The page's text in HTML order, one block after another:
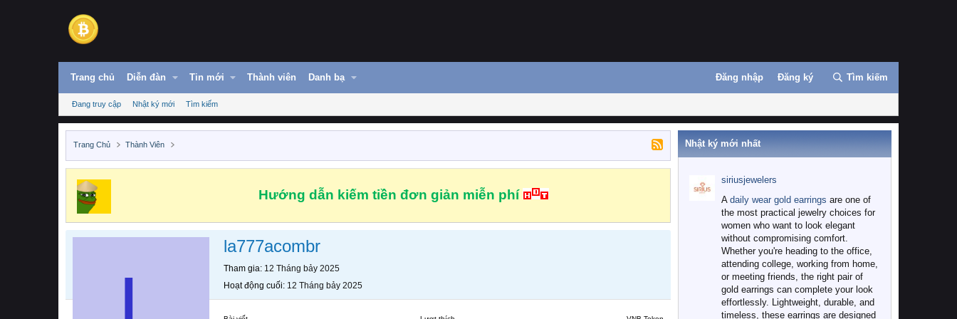
Trang chủ Diễn đàn Tin mới Thành viên Danh bạ Đăng nhập Đăng ký Tìm kiếm
Đang truy cập Nhật ký mới Tìm kiếm
Trang Chủ Thành Viên
Hướng dẫn kiếm tiền đơn giản miễn phí
la777acombr
Tham gia 12 Tháng bảy 2025
Hoạt động cuối 12 Tháng bảy 2025
Nhật ký mới nhất
siriusjewelers
A daily wear gold earrings are one of
the most practical jewelry choices for
women who want to look elegant
without compromising comfort.
Whether you're heading to the office,
attending college, working from home,
or meeting friends, the right pair of
gold earrings can complete your look
effortlessly. Lightweight, durable, and
timeless, these earrings are designed